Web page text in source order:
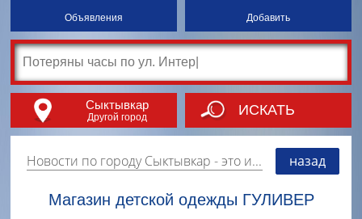
Объявления Добавить
Сыктывкар
Другой город ИСКАТЬ
Новости по городу Сыктывкар - это информация о событиях, мероприятиях и торгово-коммерческой деятельности города. Страницу наполняют платные и бесплатные объявления, имеющие функцию "поднятия вверх списка". назад
Магазин детской одежды ГУЛИВЕР